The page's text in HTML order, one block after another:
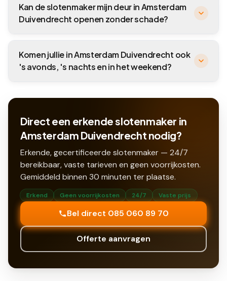
Kan de slotenmaker mijn deur in Amsterdam
Duivendrecht openen zonder schade?
Komen jullie in Amsterdam Duivendrecht ook
's avonds, 's nachts en in het weekend?
Direct een erkende slotenmaker in
Amsterdam Duivendrecht nodig?
Erkende, gecertificeerde slotenmaker — 24/7
bereikbaar, vaste tarieven en geen voorrijkosten.
Gemiddeld binnen 30 minuten ter plaatse.
Erkend Geen voorrijkosten 24/7 Vaste prijs
Bel direct 085 060 89 70
Offerte aanvragen